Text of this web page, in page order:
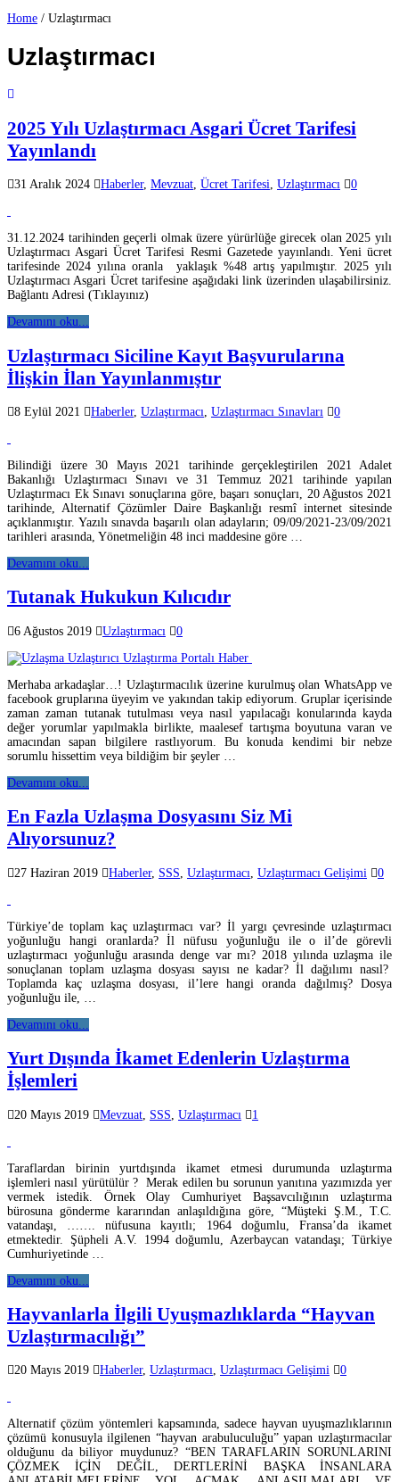
Home / Uzlaştırmacı
Uzlaştırmacı
2025 Yılı Uzlaştırmacı Asgari Ücret Tarifesi
Yayınlandı
31 Aralık 2024 Haberler, Mevzuat, Ücret Tarifesi, Uzlaştırmacı 0
31.12.2024 tarihinden geçerli olmak üzere yürürlüğe girecek olan 2025 yılı
Uzlaştırmacı Asgari Ücret Tarifesi Resmi Gazetede yayınlandı. Yeni ücret
tarifesinde 2024 yılına oranla yaklaşık %48 artış yapılmıştır. 2025 yılı
Uzlaştırmacı Asgari Ücret tarifesine aşağıdaki link üzerinden ulaşabilirsiniz.
Bağlantı Adresi (Tıklayınız)
Devamını oku...
Uzlaştırmacı Siciline Kayıt Başvurularına
İlişkin İlan Yayınlanmıştır
8 Eylül 2021 Haberler, Uzlaştırmacı, Uzlaştırmacı Sınavları 0
Bilindiği üzere 30 Mayıs 2021 tarihinde gerçekleştirilen 2021 Adalet
Bakanlığı Uzlaştırmacı Sınavı ve 31 Temmuz 2021 tarihinde yapılan
Uzlaştırmacı Ek Sınavı sonuçlarına göre, başarı sonuçları, 20 Ağustos 2021
tarihinde, Alternatif Çözümler Daire Başkanlığı resmî internet sitesinde
açıklanmıştır. Yazılı sınavda başarılı olan adayların; 09/09/2021-23/09/2021
tarihleri arasında, Yönetmeliğin 48 inci maddesine göre …
Devamını oku...
Tutanak Hukukun Kılıcıdır
6 Ağustos 2019 Uzlaştırmacı 0
Merhaba arkadaşlar…! Uzlaştırmacılık üzerine kurulmuş olan WhatsApp ve
facebook gruplarına üyeyim ve yakından takip ediyorum. Gruplar içerisinde
zaman zaman tutanak tutulması veya nasıl yapılacağı konularında kayda
değer yorumlar yapılmakla birlikte, maalesef tartışma boyutuna varan ve
amacından sapan bilgilere rastlıyorum. Bu konuda kendimi bir nebze
sorumlu hissettim veya bildiğim bir şeyler …
Devamını oku...
En Fazla Uzlaşma Dosyasını Siz Mi
Alıyorsunuz?
27 Haziran 2019 Haberler, SSS Uzlaştırmacı Uzlaştırmacı Gelişimi 0
Türkiye’de toplam kaç uzlaştırmacı var? İl yargı çevresinde uzlaştırmacı
yoğunluğu hangi oranlarda? İl nüfusu yoğunluğu ile o il’de görevli
uzlaştırmacı yoğunluğu arasında denge var mı? 2018 yılında uzlaşma ile
sonuçlanan toplam uzlaşma dosyası sayısı ne kadar? İl dağılımı nasıl?
Toplamda kaç uzlaşma dosyası, il’lere hangi oranda dağılmış? Dosya
yoğunluğu ile, …
Devamını oku...
Yurt Dışında İkamet Edenlerin Uzlaştırma
İşlemleri
20 Mayıs 2019 Mevzuat SSS Uzlaştırmacı 1
Taraflardan birinin yurtdışında ikamet etmesi durumunda uzlaştırma
işlemleri nasıl yürütülür ? Merak edilen bu sorunun yanıtına yazımızda yer
vermek istedik. Örnek Olay Cumhuriyet Başsavcılığının uzlaştırma
bürosuna gönderme kararından anlaşıldığına göre, “Müşteki Ş.M., T.C.
vatandaşı, ……. nüfusuna kayıtlı; 1964 doğumlu, Fransa’da ikamet
etmektedir. Şüpheli A.V. 1994 doğumlu, Azerbaycan vatandaşı; Türkiye
Cumhuriyetinde …
Devamını oku...
Hayvanlarla İlgili Uyuşmazlıklarda “Hayvan
Uzlaştırmacılığı”
20 Mayıs 2019 Haberler, Uzlaştırmacı, Uzlaştırmacı Gelişimi 0
Alternatif çözüm yöntemleri kapsamında, sadece hayvan uyuşmazlıklarının
çözümü konusuyla ilgilenen “hayvan arabuluculuğu” yapan uzlaştırmacılar
olduğunu da biliyor muydunuz? “BEN TARAFLARIN SORUNLARINI
ÇÖZMEK İÇİN DEĞİL, DERTLERİNİ BAŞKA İNSANLARA